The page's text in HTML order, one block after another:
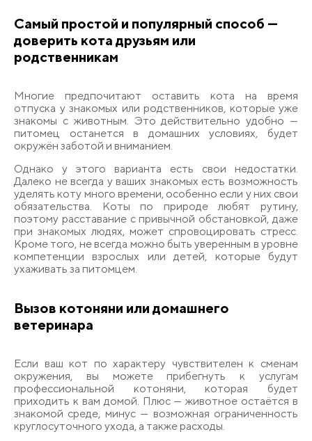
Самый простой и популярный способ —
доверить кота друзьям или
родственникам
Многие предпочитают оставить кота на время
отпуска у знакомых или родственников, которые уже
знакомы с животным. Это действительно удобно —
питомец останется в домашних условиях, будет
окружён заботой и вниманием.
Однако у этого варианта есть свои недостатки.
Далеко не всегда у ваших знакомых есть возможность
уделять коту много времени, особенно если у них свои
обязательства. Коты по природе любят рутину,
поэтому расставание с привычной обстановкой, даже
при знакомых людях, может спровоцировать стресс.
Кроме того, не всегда можно быть уверенным в уровне
компетенции взрослых или детей, которые будут
ухаживать за питомцем.
Вызов котоняни или домашнего
ветеринара
Если ваш кот по характеру чувствителен к сменам
окружения, вы можете прибегнуть к услугам
профессиональной котоняни, которая будет
приходить к вам домой. Плюс — животное остаётся в
знакомой среде, минус — возможная ограниченность
круглосуточного ухода, а также расходы.